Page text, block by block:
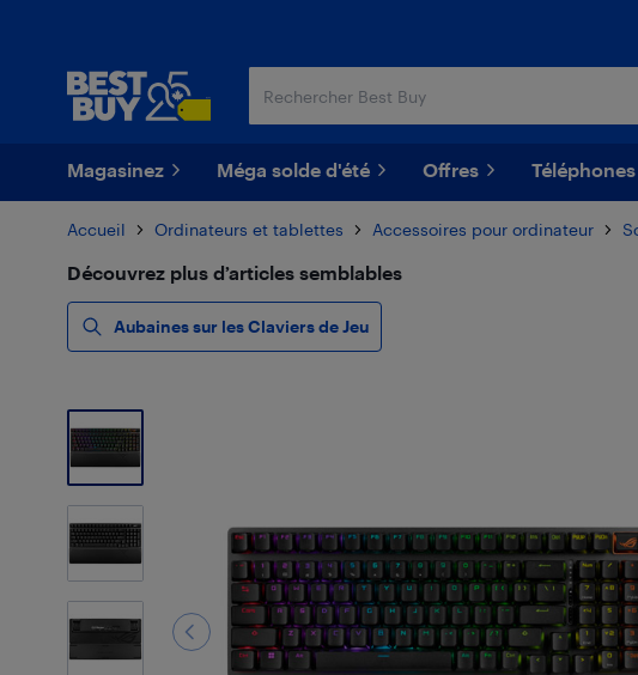
Magasinez Méga solde d'été Offres
Accueil Ordinateurs et tablettes Accessoires pour ordinateur
Découvrez plus d’articles semblables
Aubaines sur les Claviers de Jeu